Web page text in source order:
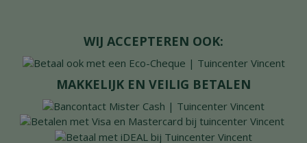
WIJ ACCEPTEREN OOK:
MAKKELIJK EN VEILIG BETALEN